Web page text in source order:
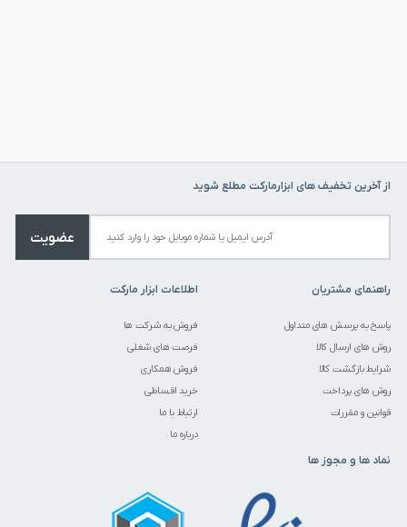
از آخرین تخفیف های ابزارمارکت مطلع شوید
عضویت
راهنمای مشتریان
پاسخ به پرسش های متداول
روش های ارسال کالا
شرایط بازگشت کالا
روش های پرداخت
قوانین و مقررات
اطلاعات ابزار مارکت
فروش به شرکت ها
فرصت های شغلی
فروش همکاری
خرید اقساطی
ارتباط با ما
درباره ما
نماد ها و مجوز ها